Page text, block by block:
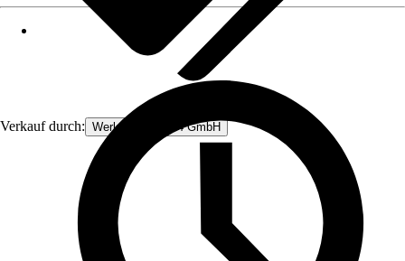
Verkauf durch: Werkzeugstore24 GmbH